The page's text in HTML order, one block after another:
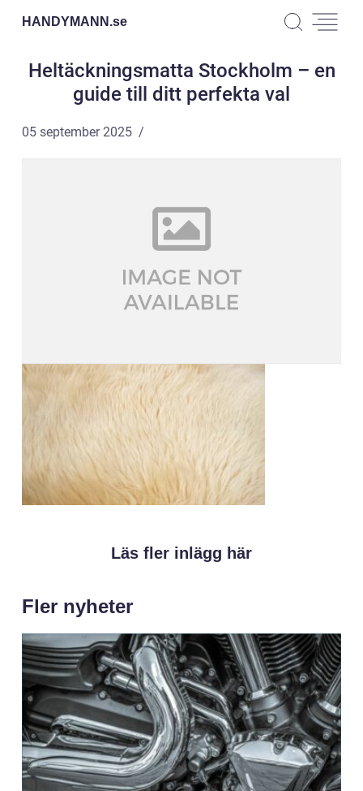
HANDYMANN.se
Heltäckningsmatta Stockholm – en
guide till ditt perfekta val
05 september 2025
Läs fler inlägg här
Fler nyheter